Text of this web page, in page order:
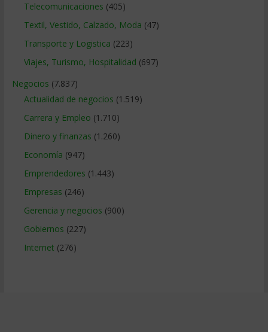
Telecomunicaciones (405)
Textil, Vestido, Calzado, Moda (47)
Transporte y Logistica (223)
Viajes, Turismo, Hospitalidad (697)
Negocios (7.837)
Actualidad de negocios (1.519)
Carrera y Empleo (1.710)
Dinero y finanzas (1.260)
Economía (947)
Emprendedores (1.443)
Empresas (246)
Gerencia y negocios (900)
Gobiernos (227)
Internet (276)